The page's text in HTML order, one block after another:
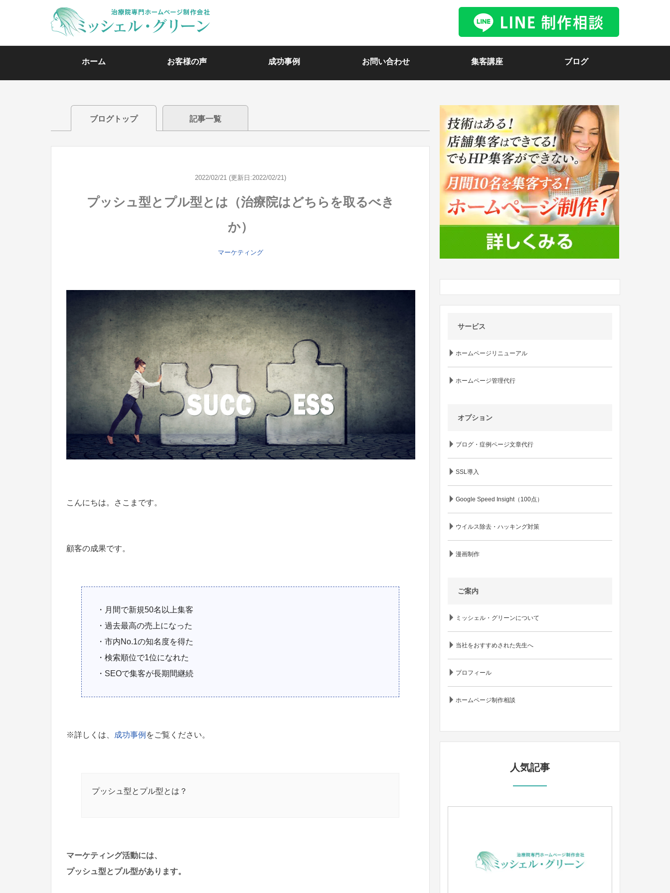
ホーム お客様の声 成功事例 お問い合わせ 集客講座 ブログ
ブログトップ 記事一覧
2022/02/21 (更新日:2022/02/21)
プッシュ型とプル型とは（治療院はどちらを取るべき
か）
マーケティング
こんにちは。さこまです。
顧客の成果です。
・月間で新規50名以上集客
・過去最高の売上になった
・市内No.1の知名度を得た
・検索順位で1位になれた
・SEOで集客が長期間継続
※詳しくは、 成功事例 をご覧ください。
プッシュ型とプル型とは？
マーケティング活動には、
プッシュ型とプル型があります。
サービス
ホームページリニューアル
ホームページ管理代行
オプション
ブログ・症例ページ文章代行
SSL導入
Google Speed Insight（100点）
ウイルス除去・ハッキング対策
漫画制作
ご案内
ミッシェル・グリーンについて
当社をおすすめされた先生へ
プロフィール
ホームページ制作相談
人気記事